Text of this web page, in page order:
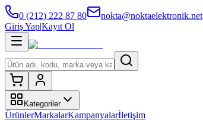
0 (212) 222 87 80
nokta@noktaelektronik.net
Giriş Yap|Kayıt Ol
Kategoriler
ÜrünlerMarkalarKampanyalarİletişim